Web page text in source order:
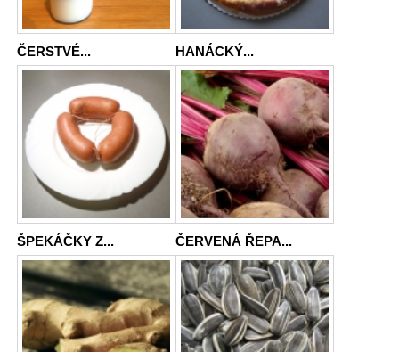
ČERSTVÉ... HANÁCKÝ...
ŠPEKÁČKY Z... ČERVENÁ ŘEPA...